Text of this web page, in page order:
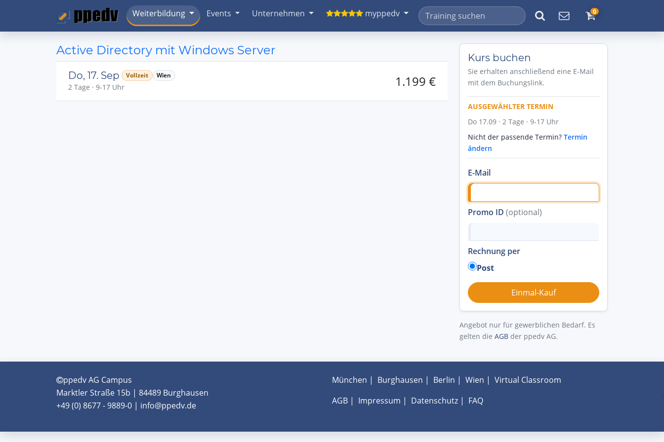
Weiterbildung Events Unternehmen myppedv 0
Active Directory mit Windows Server
Do, 17. Sep Vollzeit Wien
2 Tage · 9-17 Uhr 1.199 €
Kurs buchen
Sie erhalten anschließend eine E-Mail
mit dem Buchungslink.
AUSGEWÄHLTER TERMIN
Do 17.09 · 2 Tage · 9-17 Uhr
Nicht der passende Termin? Termin
ändern
E-Mail
Promo ID (optional)
Rechnung per
Post
Angebot nur für gewerblichen Bedarf. Es
gelten die AGB der ppedv AG.
ppedv AG Campus
Marktler Straße 15b | 84489 Burghausen
+49 (0) 8677 - 9889-0 | info@ppedv.de
München | Burghausen | Berlin | Wien | Virtual Classroom
AGB| Impressum | Datenschutz| FAQ